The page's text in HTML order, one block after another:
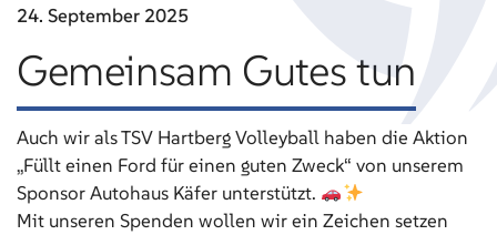
24. September 2025
Gemeinsam Gutes tun
Auch wir als TSV Hartberg Volleyball haben die Aktion
„Füllt einen Ford für einen guten Zweck“ von unserem
Sponsor Autohaus Käfer unterstützt.
Mit unseren Spenden wollen wir ein Zeichen setzen